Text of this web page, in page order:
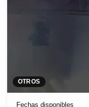
OTROS
Fechas disponibles